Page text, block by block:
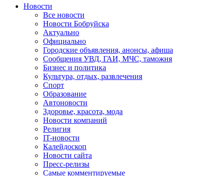
Новости
Все новости
Новости Бобруйска
Актуально
Официально
Городские объявления, анонсы, афиша
Сообщения УВД, ГАИ, МЧС, таможня
Бизнес и политика
Культура, отдых, развлечения
Спорт
Образование
Автоновости
Здоровье, красота, мода
Новости компаний
Религия
IT-новости
Калейдоскоп
Новости сайта
Пресс-релизы
Самые комментируемые